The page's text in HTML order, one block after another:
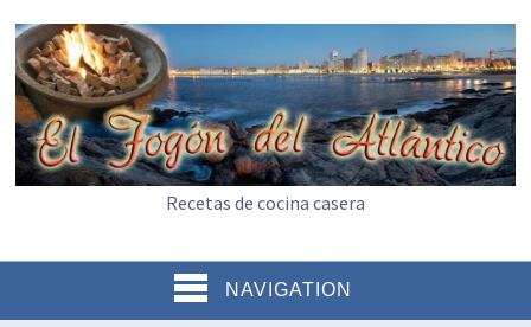
Recetas de cocina casera
NAVIGATION